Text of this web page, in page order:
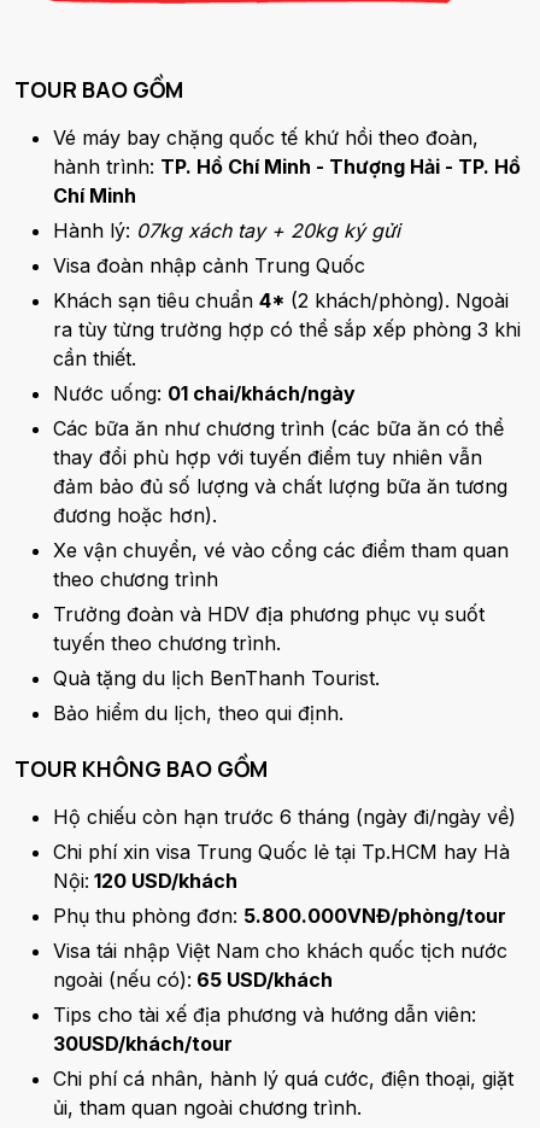
TOUR BAO GỒM
Vé máy bay chặng quốc tế khứ hồi theo đoàn,
hành trình: TP. Hồ Chí Minh - Thượng Hải - TP. Hồ
Chí Minh
Hành lý: 07kg xách tay + 20kg ký gửi
Visa đoàn nhập cảnh Trung Quốc
Khách sạn tiêu chuẩn 4* (2 khách/phòng). Ngoài
ra tùy từng trường hợp có thể sắp xếp phòng 3 khi
cần thiết.
Nước uống: 01 chai/khách/ngày
Các bữa ăn như chương trình (các bữa ăn có thể
thay đổi phù hợp với tuyến điểm tuy nhiên vẫn
đảm bảo đủ số lượng và chất lượng bữa ăn tương
đương hoặc hơn).
Xe vận chuyển, vé vào cổng các điểm tham quan
theo chương trình
Trưởng đoàn và HDV địa phương phục vụ suốt
tuyến theo chương trình.
Quà tặng du lịch BenThanh Tourist.
Bảo hiểm du lịch, theo qui định.
TOUR KHÔNG BAO GỒM
Hộ chiếu còn hạn trước 6 tháng (ngày đi/ngày về)
Chi phí xin visa Trung Quốc lẻ tại Tp.HCM hay Hà
Nội: 120 USD/khách
Phụ thu phòng đơn: 5.800.000VNĐ/phòng/tour
Visa tái nhập Việt Nam cho khách quốc tịch nước
ngoài (nếu có): 65 USD/khách
Tips cho tài xế địa phương và hướng dẫn viên:
30USD/khách/tour
Chi phí cá nhân, hành lý quá cước, điện thoại, giặt
ủi, tham quan ngoài chương trình.